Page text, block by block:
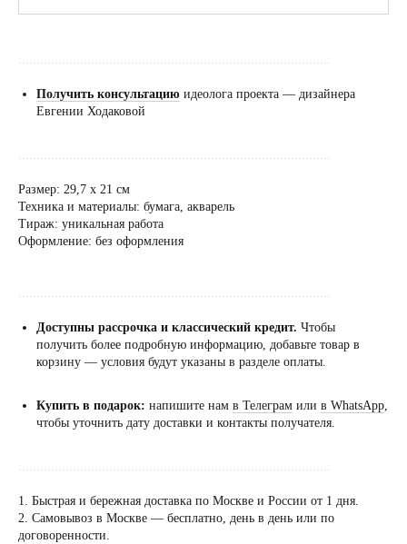
......................................................................................
Получить консультацию идеолога проекта — дизайнера
Евгении Ходаковой
......................................................................................
Размер: 29,7 х 21 см
Техника и материалы: бумага, акварель
Тираж: уникальная работа
Оформление: без оформления
......................................................................................
Доступны рассрочка и классический кредит. Чтобы
получить более подробную информацию, добавьте товар в
корзину — условия будут указаны в разделе оплаты.
Купить в подарок: напишите нам в Телеграм или в WhatsApp,
чтобы уточнить дату доставки и контакты получателя.
......................................................................................
1. Быстрая и бережная доставка по Москве и России от 1 дня.
2. Самовывоз в Москве — бесплатно, день в день или по
договоренности.
Посещение только